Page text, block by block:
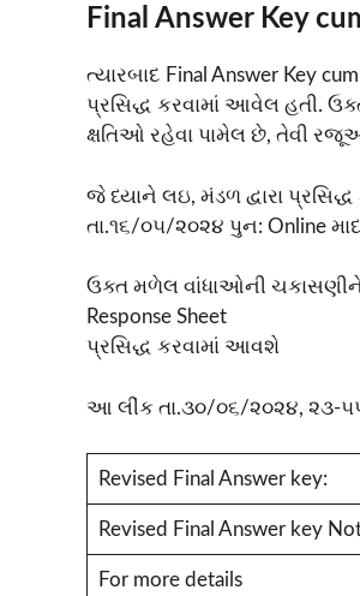
Final Answer Key
ત્યારબાદ Final Answer Key
પ્રસિદ્ધ કરવામાં આવેલ હતી.
ક્ષતિઓ રહેવા પામેલ છે, તેવી
જે ધ્યાને લઇ, મંડળ દ્વારા
તા.૧૬/૦૫/૨૦૨૪ પુન: Online
ઉક્ત મળેલ વાંધાઓની ચકાસણીને
Response Sheet
પ્રસિદ્ધ કરવામાં આવશે
આ લીંક તા.૩૦/૦૬/૨૦૨૪, ૨૩-
Revised Final Answer key:
Revised Final Answer key
For more details